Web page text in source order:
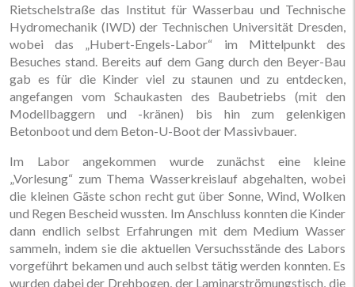
Rietschelstraße das Institut für Wasserbau und Technische
Hydromechanik (IWD) der Technischen Universität Dresden,
wobei das „Hubert-Engels-Labor“ im Mittelpunkt des
Besuches stand. Bereits auf dem Gang durch den Beyer-Bau
gab es für die Kinder viel zu staunen und zu entdecken,
angefangen vom Schaukasten des Baubetriebs (mit den
Modellbaggern und -kränen) bis hin zum gelenkigen
Betonboot und dem Beton-U-Boot der Massivbauer.
Im Labor angekommen wurde zunächst eine kleine
„Vorlesung“ zum Thema Wasserkreislauf abgehalten, wobei
die kleinen Gäste schon recht gut über Sonne, Wind, Wolken
und Regen Bescheid wussten. Im Anschluss konnten die Kinder
dann endlich selbst Erfahrungen mit dem Medium Wasser
sammeln, indem sie die aktuellen Versuchsstände des Labors
vorgeführt bekamen und auch selbst tätig werden konnten. Es
wurden dabei der Drehbogen, der Laminarströmungstisch, die